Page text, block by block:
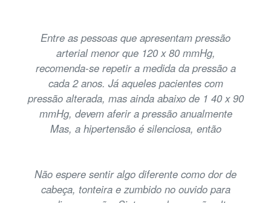
Entre as pessoas que apresentam pressão
arterial menor que 120 x 80 mmHg,
recomenda-se repetir a medida da pressão a
cada 2 anos. Já aqueles pacientes com
pressão alterada, mas ainda abaixo de 1 40 x 90
mmHg, devem aferir a pressão anualmente
Mas, a hipertensão é silenciosa, então
Não espere sentir algo diferente como dor de
cabeça, tonteira e zumbido no ouvido para